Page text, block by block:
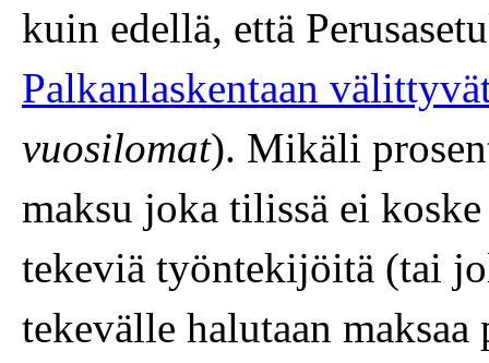
kuin edellä, että
Palkanlaskentaan
vuosilomat). Mikäli
maksu joka tilissä ei
tekeviä työntekijöitä (tai
tekevälle halutaan